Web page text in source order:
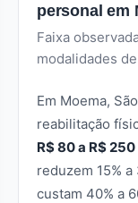
personal em
Faixa
modalidades
Em Moema,
reabilitação
R$ 80 a R$ 250
reduzem 15% a
custam 40% a